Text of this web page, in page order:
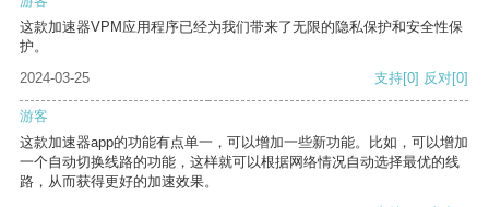
这款加速器VPM应用程序已经为我们带来了无限的隐私保护和安全性保
护。
2024-03-25
支持[0] 反对[0]
游客
这款加速器app的功能有点单一，可以增加一些新功能。比如，可以增加
一个自动切换线路的功能，这样就可以根据网络情况自动选择最优的线
路，从而获得更好的加速效果。